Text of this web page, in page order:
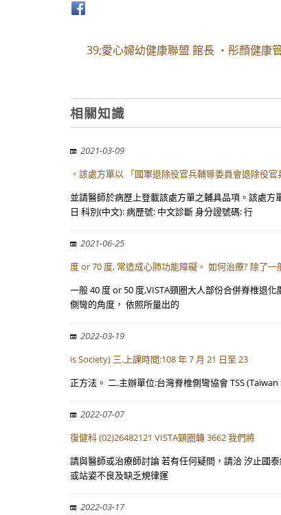
39;愛心婦幼健康聯盟 館長 ・彤顏健康
相關知識
2021-03-09
。該處方單以 「國軍退除役官兵輔導委員會退除役
並請醫師於病歷上登載該處方單之輔具品項。該處
日 科別(中文): 病歷號: 中文診斷 身分證號碼: 行
2021-06-25
度 or 70 度, 常造成心肺功能障礙。 如何治療? 除了一
一般 40 度 or 50 度,VISTA頸圈大人部份合併脊椎退
側彎的角度， 依照所量出的
2022-03-19
is Society) 三.上課時間:108 年 7 月 21 日至 23
正方法。 二.主辦單位:台灣脊椎側彎協會 TSS
2022-07-07
復健科 (02)26482121 VISTA頸圈轉 3662 我們將
請與醫師或治療師討論 若有任何疑問，請洽 汐止國
或站姿不良及缺乏規律運
2022-03-17